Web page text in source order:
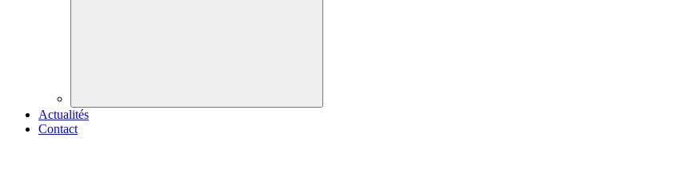
Actualités
Contact